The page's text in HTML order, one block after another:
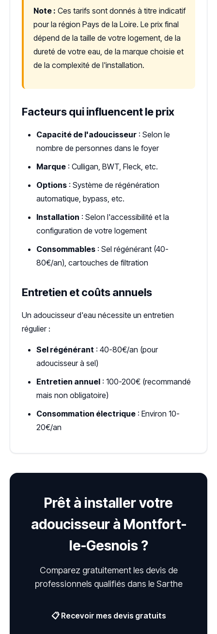
Note : Ces tarifs sont donnés à titre indicatif
pour la région Pays de la Loire. Le prix final
dépend de la taille de votre logement, de la
dureté de votre eau, de la marque choisie et
de la complexité de l'installation.
Facteurs qui influencent le prix
Capacité de l'adoucisseur : Selon le
nombre de personnes dans le foyer
Marque : Culligan, BWT, Fleck, etc.
Options : Système de régénération
automatique, bypass, etc.
Installation : Selon l'accessibilité et la
configuration de votre logement
Consommables : Sel régénérant (40-
80€/an), cartouches de filtration
Entretien et coûts annuels
Un adoucisseur d'eau nécessite un entretien
régulier :
Sel régénérant : 40-80€/an (pour
adoucisseur à sel)
Entretien annuel : 100-200€ (recommandé
mais non obligatoire)
Consommation électrique : Environ 10-
20€/an
Prêt à installer votre
adoucisseur à Montfort-
le-Gesnois ?
Comparez gratuitement les devis de
professionnels qualifiés dans le Sarthe
📋 Recevoir mes devis gratuits